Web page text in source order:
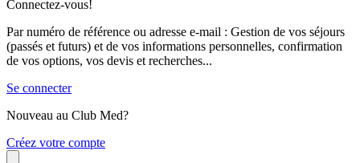
Connectez-vous!
Par numéro de référence ou adresse e-mail : Gestion de vos séjours
(passés et futurs) et de vos informations personnelles, confirmation
de vos options, vos devis et recherches...
Se connecter
Nouveau au Club Med?
Créez votre compte